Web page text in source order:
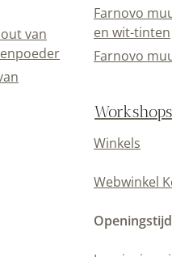
van
Farnovo
en wit-tinten
Farnovo
Workshops
Winkels
Webwinkel